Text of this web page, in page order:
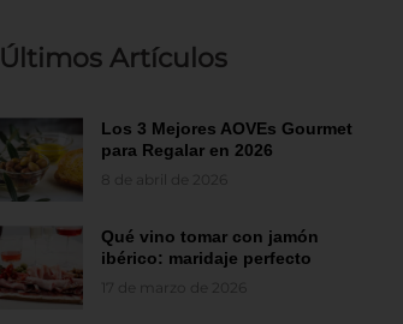
Últimos Artículos
Los 3 Mejores AOVEs Gourmet
para Regalar en 2026
8 de abril de 2026
Qué vino tomar con jamón
ibérico: maridaje perfecto
17 de marzo de 2026